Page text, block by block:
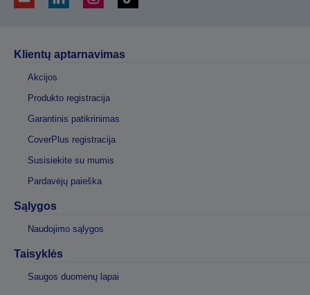
Klientų aptarnavimas
Akcijos
Produkto registracija
Garantinis patikrinimas
CoverPlus registracija
Susisiekite su mumis
Pardavėjų paieška
Sąlygos
Naudojimo sąlygos
Taisyklės
Saugos duomenų lapai